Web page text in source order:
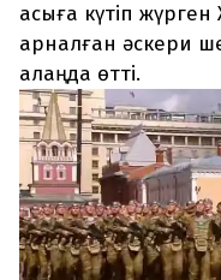
Редакциямен байланыс
+7 708 604 51 06
Жарнама бөлімі
+7 701 220 64 52
Пошта
асыға күтіп
арналған әскери
алаңда өтті.